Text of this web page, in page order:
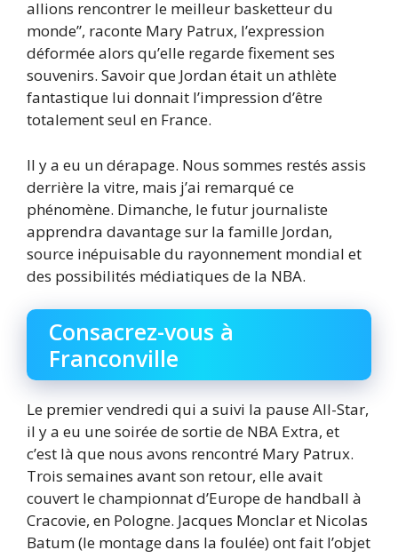
allions rencontrer le meilleur basketteur du
monde”, raconte Mary Patrux, l’expression
déformée alors qu’elle regarde fixement ses
souvenirs. Savoir que Jordan était un athlète
fantastique lui donnait l’impression d’être
totalement seul en France.
Il y a eu un dérapage. Nous sommes restés assis
derrière la vitre, mais j’ai remarqué ce
phénomène. Dimanche, le futur journaliste
apprendra davantage sur la famille Jordan,
source inépuisable du rayonnement mondial et
des possibilités médiatiques de la NBA.
Consacrez-vous à
Franconville
Le premier vendredi qui a suivi la pause All-Star,
il y a eu une soirée de sortie de NBA Extra, et
c’est là que nous avons rencontré Mary Patrux.
Trois semaines avant son retour, elle avait
couvert le championnat d’Europe de handball à
Cracovie, en Pologne. Jacques Monclar et Nicolas
Batum (le montage dans la foulée) ont fait l’objet